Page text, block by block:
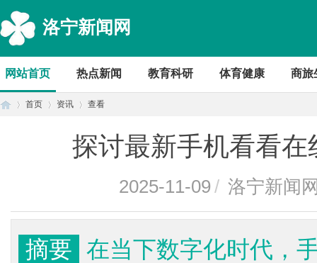
洛宁新闻网
网站首页 热点新闻 教育科研 体育健康 商旅
首页 资讯 查看
探讨最新手机看看
2025-11-09 / 洛宁新闻
摘要 在当下数字化时代，